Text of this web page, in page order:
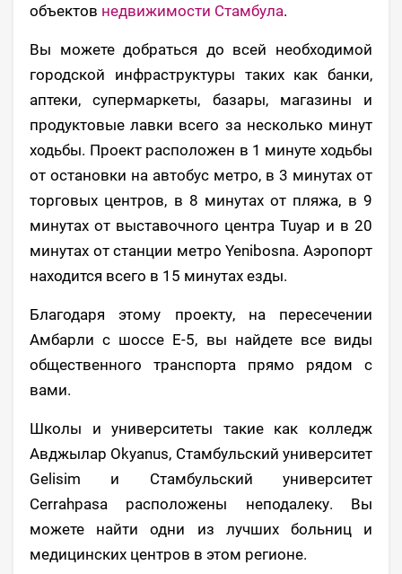
объектов недвижимости Стамбула.
Вы можете добраться до всей необходимой
городской инфраструктуры таких как банки,
аптеки, супермаркеты, базары, магазины и
продуктовые лавки всего за несколько минут
ходьбы. Проект расположен в 1 минуте ходьбы
от остановки на автобус метро, в 3 минутах от
торговых центров, в 8 минутах от пляжа, в 9
минутах от выставочного центра Tuyap и в 20
минутах от станции метро Yenibosna. Аэропорт
находится всего в 15 минутах езды.
Благодаря этому проекту, на пересечении
Амбарли с шоссе Е-5, вы найдете все виды
общественного транспорта прямо рядом с
вами.
Школы и университеты такие как колледж
Авджылар Okyanus, Стамбульский университет
Gelisim и Стамбульский университет
Cerrahpasa расположены неподалеку. Вы
можете найти одни из лучших больниц и
медицинских центров в этом регионе.